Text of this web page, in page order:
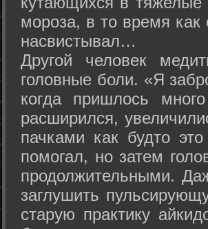
мороза, в то время
насвистывал…
Другой человек
головные боли. «Я
когда пришлось
расширился,
пачками как будто
помогал, но затем
продолжительными.
заглушить
старую практику